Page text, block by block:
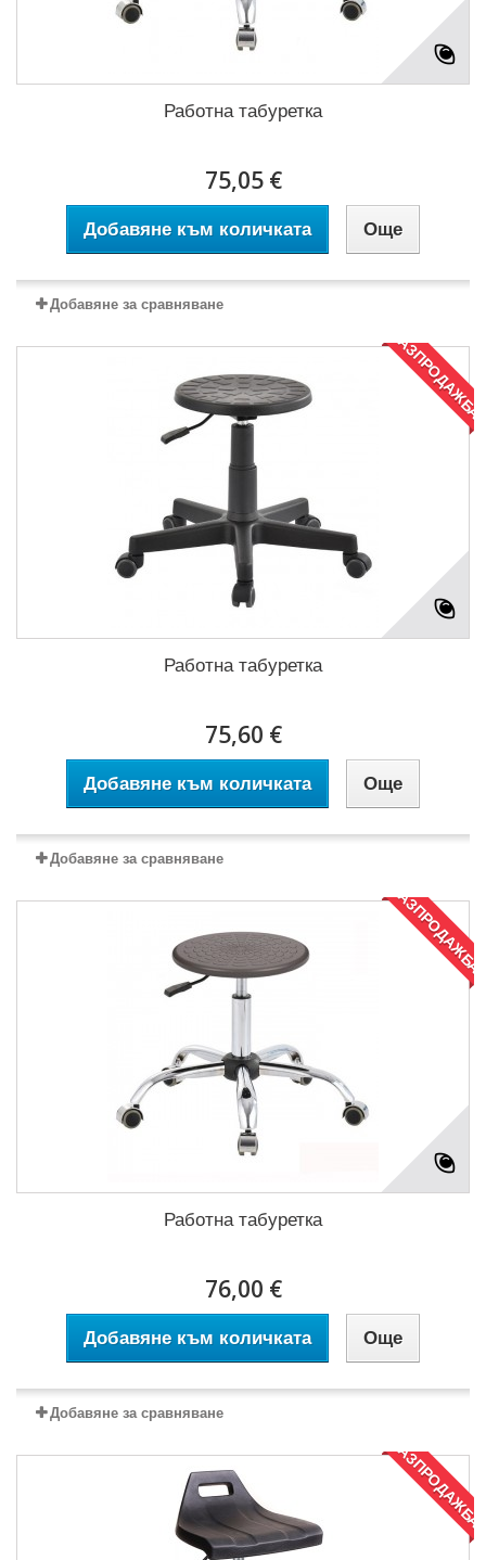
Работна табуретка
75,05 €
Добавяне към количката Още
Добавяне за сравняване
Работна табуретка
75,60 €
Добавяне към количката Още
Добавяне за сравняване
Работна табуретка
76,00 €
Добавяне към количката Още
Добавяне за сравняване